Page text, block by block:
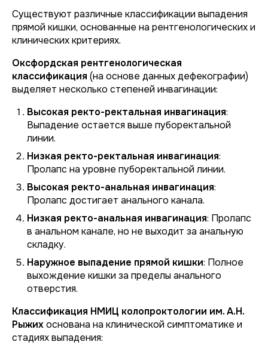
Существуют различные классификации выпадения
прямой кишки, основанные на рентгенологических и
клинических критериях.
Оксфордская рентгенологическая
классификация (на основе данных дефекографии)
выделяет несколько степеней инвагинации:
Высокая ректо-ректальная инвагинация:
Выпадение остается выше пуборектальной
линии.
Низкая ректо-ректальная инвагинация:
Пролапс на уровне пуборектальной линии.
Высокая ректо-анальная инвагинация:
Пролапс достигает анального канала.
Низкая ректо-анальная инвагинация: Пролапс
в анальном канале, но не выходит за анальную
складку.
Наружное выпадение прямой кишки: Полное
выхождение кишки за пределы анального
отверстия.
Классификация НМИЦ колопроктологии им. А.Н.
Рыжихоснована на клинической симптоматике и
стадиях выпадения: